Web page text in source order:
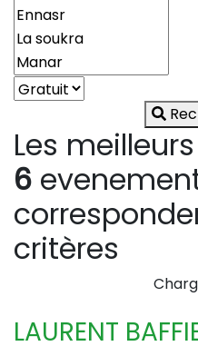
Les
6
critères
LAURENT